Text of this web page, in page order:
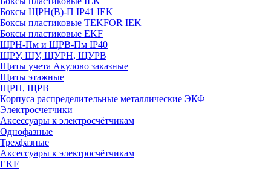
Боксы ЩРН(В)-П IP41 IEK
Боксы пластиковые TEKFOR IEK
Боксы пластиковые EKF
ЩРН-Пм и ЩРВ-Пм IP40
ЩРУ, ЩУ, ЩУРН, ЩУРВ
Щиты учета Акулово заказные
Щиты этажные
ЩРН, ЩРВ
Корпуса распределительные металлические ЭКФ
Электросчетчики
Аксессуары к электросчётчикам
Однофазные
Трехфазные
Аксессуары к электросчётчикам
EKF